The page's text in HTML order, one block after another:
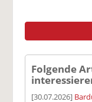
Folgende
[30.07.2026]